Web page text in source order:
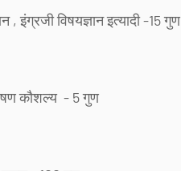
, इंग्रजी विषयज्ञान इत्यादी -15 गुण
कौशल्य - 5 गुण